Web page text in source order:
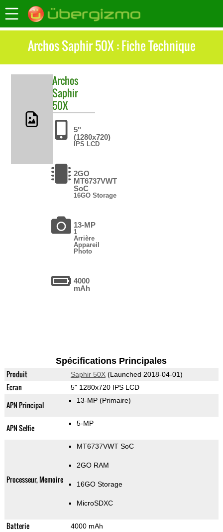
Archos Saphir 50X : Fiche Technique
Archos
Saphir
50X
5"
(1280x720)
IPS LCD
2GO
MT6737VWT
SoC
16GO Storage
13-MP
1
Arrière
Appareil
Photo
4000
mAh
Spécifications Principales
Produit Saphir 50X(Launched 2018-04-01)
Ecran 5" 1280x720 IPS LCD
APN Principal 13-MP (Primaire)
APN Selfie 5-MP
Processeur, Memoire
MT6737VWT SoC
2GO RAM
16GO Storage
MicroSDXC
Batterie 4000 mAh